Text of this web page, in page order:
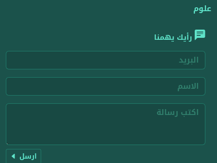
علوم
رأيك يهمنا
ارسل